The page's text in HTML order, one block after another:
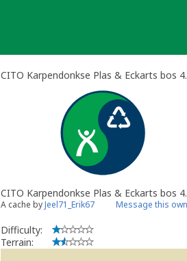
CITO Karpendonkse Plas & Eckarts bos
CITO Karpendonkse Plas & Eckarts bos
A cache byJeel71_Erik67 Message this
Difficulty:
Terrain: